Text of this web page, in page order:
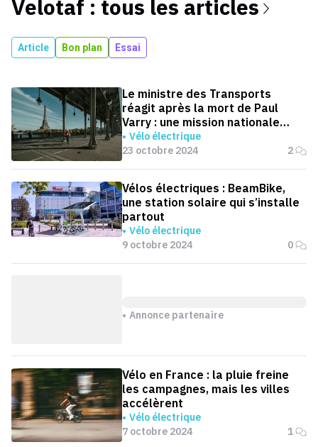
Velotaf : tous les articles
Article Bon plan Essai
Le ministre des Transports
réagit après la mort de Paul
Varry : une mission nationale
lancée
Vélo électrique
23 octobre 2024
2
Vélos électriques : BeamBike,
une station solaire qui s’installe
partout
Vélo électrique
9 octobre 2024
0
Annonce partenaire
Vélo en France : la pluie freine
les campagnes, mais les villes
accélèrent
Vélo électrique
7 octobre 2024
1